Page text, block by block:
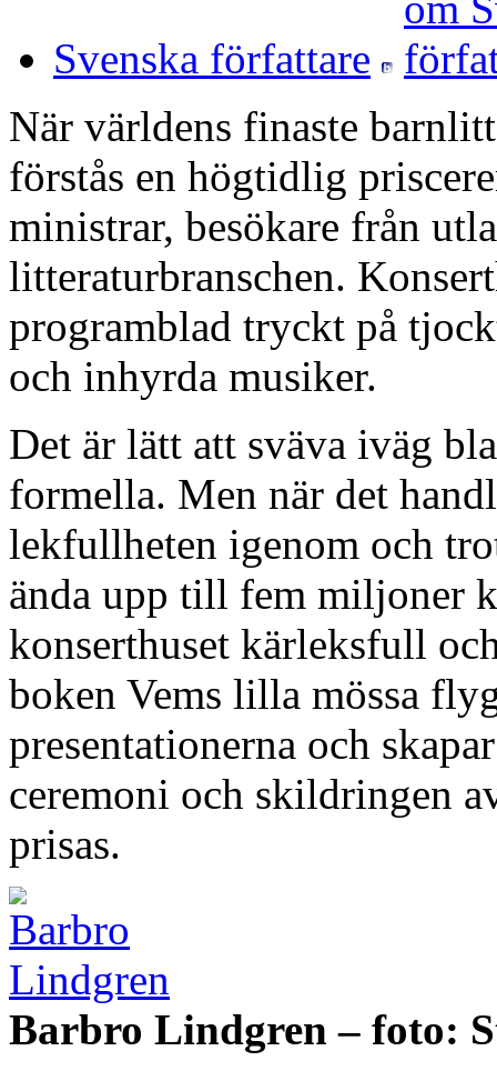
Svenska författare
När världens finaste
förstås en högtidlig
ministrar, besökare från
litteraturbranschen.
programblad tryckt på
och inhyrda musiker.
Det är lätt att sväva iväg
formella. Men när det
lekfullheten igenom och
ända upp till fem miljoner
konserthuset kärleksfull
boken Vems lilla mössa
presentationerna och
ceremoni och skildringen
prisas.
Barbro Lindgren – foto: